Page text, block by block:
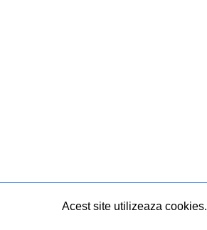
Acest site utilizeaza cookies.